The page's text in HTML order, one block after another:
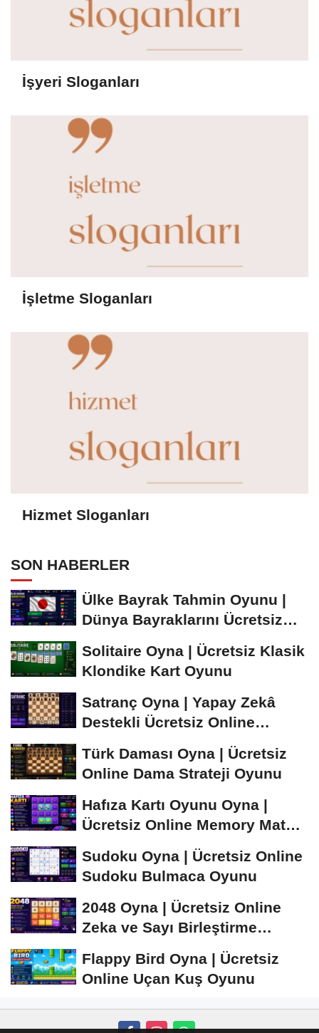
İşyeri Sloganları
İşletme Sloganları
Hizmet Sloganları
SON HABERLER
Ülke Bayrak Tahmin Oyunu |
Dünya Bayraklarını Ücretsiz
Solitaire Oyna | Ücretsiz Klasik
Klondike Kart Oyunu
Satranç Oyna | Yapay Zekâ
Destekli Ücretsiz Online
Türk Daması Oyna | Ücretsiz
Online Dama Strateji Oyunu
Hafıza Kartı Oyunu Oyna |
Ücretsiz Online Memory Match
Sudoku Oyna | Ücretsiz Online
Sudoku Bulmaca Oyunu
2048 Oyna | Ücretsiz Online
Zeka ve Sayı Birleştirme
Flappy Bird Oyna | Ücretsiz
Online Uçan Kuş Oyunu